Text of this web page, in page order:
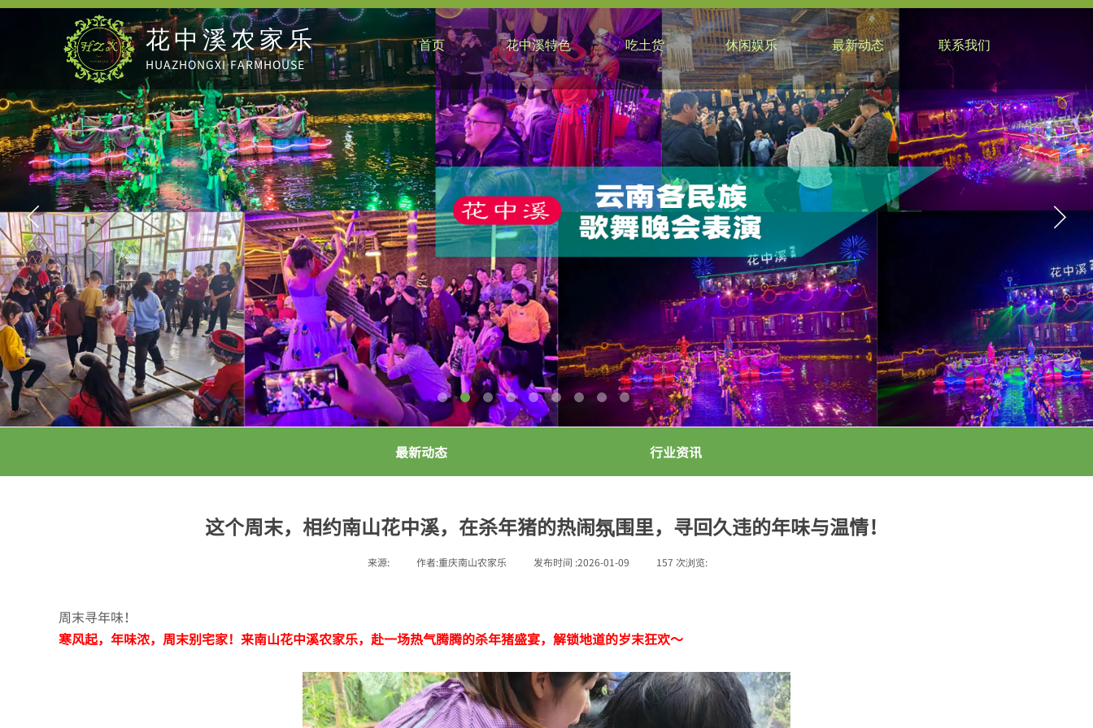
首页 花中溪特色 吃土货 休闲娱乐 最新动态 联系我们
花中溪农家乐
HUAZHONGXIFARMHOUSE
最新动态 行业资讯
这个周末，相约南山花中溪，在杀年猪的热闹氛围里，寻回久违的年味与温情！
来源: 作者:重庆南山农家乐 发布时间 :2026-01-09 157 次浏览:
周末寻年味！
寒风起，年味浓，周末别宅家！来南山花中溪农家乐，赴一场热气腾腾的杀年猪盛宴，解锁地道的岁末狂欢～